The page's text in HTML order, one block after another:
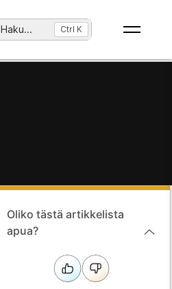
Haku... Ctrl K
Oliko tästä artikkelista
apua?